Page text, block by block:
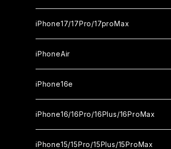
ガラスフィルム
セラミックフィルム
カメラ用フィルム
iPhone17/17Pro/17proMax
iPhone17
ガラスフィルム
セラミックフィルム
iPhone17Pro
ガラスフィルム
セラミックフィルム
iPhone17proMax
ガラスフィルム
iPhoneAir
ガラスフィルム
セラミックフィルム
カメラ用フィルム
iPhone16e
ガラスフィルム
セラミックフィルム
iPhone16/16Pro/16Plus/16ProMax
iPhone16
iPhone15/15Pro/15Plus/15ProMax